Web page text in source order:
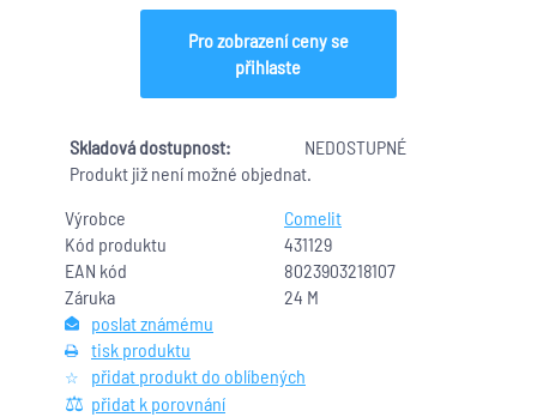
Výrobce
Comelit
Kód produktu
431129
EAN kód
8023903218107
Záruka
24 M
poslat známému
tisk produktu
přidat produkt do oblíbených
přidat k porovnání
Pro zobrazení ceny se
přihlaste
Skladová dostupnost:
NEDOSTUPNÉ
Produkt již není možné objednat.